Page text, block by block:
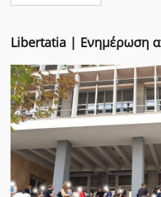
Libertatia | Ενημέρωση